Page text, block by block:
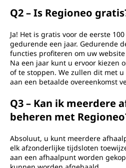
Q2 – Is Regioneo
Ja! Het is gratis voor de eerste
gedurende een jaar. Gedurende
functies profiteren om uw
Na een jaar kunt u ervoor kiezen
of te stoppen. We zullen dit met
aan een betaalde overeenkomst
Q3 – Kan ik meerdere
beheren met
Absoluut, u kunt meerdere
elk afzonderlijke tijdsloten
aan een afhaalpunt worden